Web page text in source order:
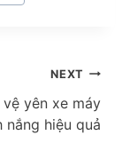
NEXT
yên xe máy
nắng hiệu quả